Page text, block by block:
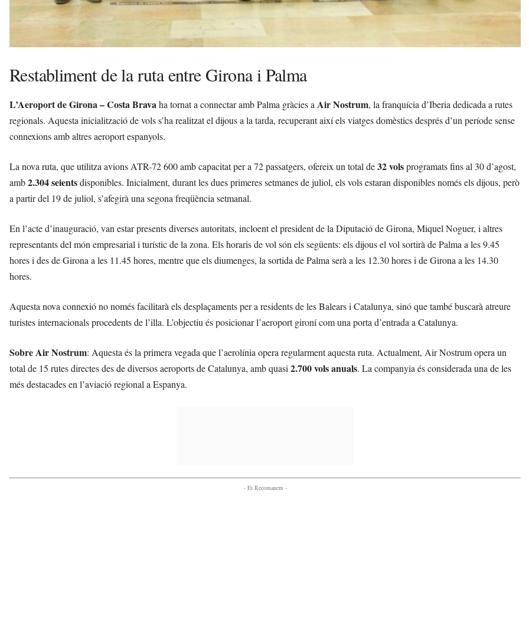
Restabliment de la ruta entre Girona i Palma
L’Aeroport de Girona – Costa Bravaha tornat a connectar amb Palma gràcies a Air Nostrum, la franquícia d’Iberia dedicada a rutes
regionals. Aquesta inicialització de vols s’ha realitzat el dijous a la tarda, recuperant així els viatges domèstics després d’un període sense
connexions amb altres aeroport espanyols.
La nova ruta, que utilitza avions ATR-72 600 amb capacitat per a 72 passatgers, ofereix un total de32 volsprogramats fins al 30 d’agost,
amb2.304 seientsdisponibles. Inicialment, durant les dues primeres setmanes de juliol, els vols estaran disponibles només els dijous, però
a partir del 19 de juliol, s’afegirà una segona freqüència setmanal.
En l’acte d’inauguració, van estar presents diverses autoritats, incloent el president de la Diputació de Girona, Miquel Noguer, i altres
representants del món empresarial i turístic de la zona. Els horaris de vol són els següents: els dijous el vol sortirà de Palma a les 9.45
hores i des de Girona a les 11.45 hores, mentre que els diumenges, la sortida de Palma serà a les 12.30 hores i de Girona a les 14.30
hores.
Aquesta nova connexió no només facilitarà els desplaçaments per a residents de les Balears i Catalunya, sinó que també buscarà atreure
turistes internacionals procedents de l’illa. L’objectiu és posicionar l’aeroport gironí com una porta d’entrada a Catalunya.
Sobre Air Nostrum: Aquesta és la primera vegada que l’aerolínia opera regularment aquesta ruta. Actualment, Air Nostrum opera un
total de 15 rutes directes des de diversos aeroports de Catalunya, amb quasi 2.700 vols anuals. La companyia és considerada una de les
més destacades en l’aviació regional a Espanya.
- Et Recomanem -